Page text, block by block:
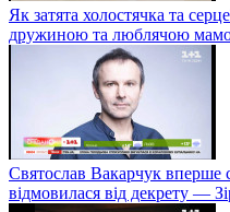
Як затята холостячка та
дружиною та люблячою
Святослав Вакарчук вперше
відмовилася від декрету —